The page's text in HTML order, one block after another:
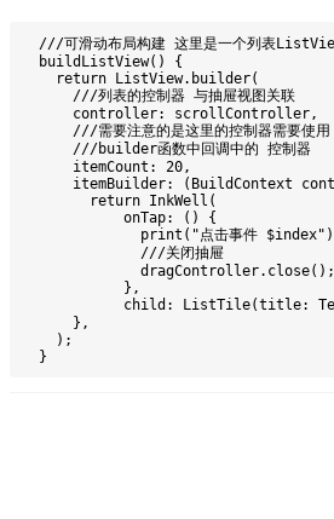
///可滑动布局构建 这里是一个列表
  buildListView() {
    return ListView.builder(
      ///列表的控制器 与抽屉视图关联
      controller: scrollController,
      ///需要注意的是这里的控制器需要使用
      ///builder函数中回调中的 控制器
      itemCount: 20,
itemBuilder: (BuildContext
        return InkWell(
            onTap: () {
print("点击事件
              ///关闭抽屉
              dragController.close();
            },
child: ListTile(title:
      },
    );
  }